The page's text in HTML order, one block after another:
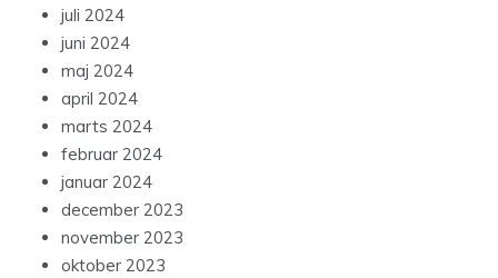
juli 2024
juni 2024
maj 2024
april 2024
marts 2024
februar 2024
januar 2024
december 2023
november 2023
oktober 2023